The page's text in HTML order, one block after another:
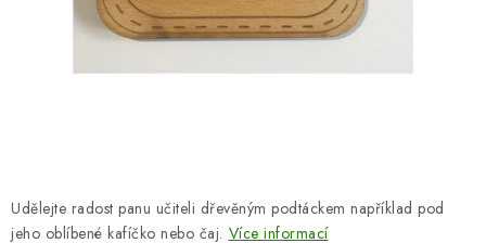
Náš příběh
Kontakty
Velkoobchodní spolupráce
Udělejte radost panu učiteli dřevěným podtáckem například pod
jeho oblíbené kafíčko nebo čaj. Více informací